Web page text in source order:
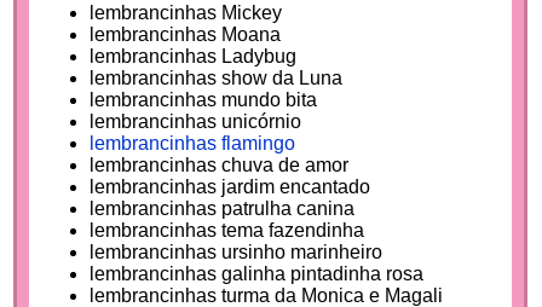
lembrancinhas Mickey
lembrancinhas Moana
lembrancinhas Ladybug
lembrancinhas show da Luna
lembrancinhas mundo bita
lembrancinhas unicórnio
lembrancinhas flamingo
lembrancinhas chuva de amor
lembrancinhas jardim encantado
lembrancinhas patrulha canina
lembrancinhas tema fazendinha
lembrancinhas ursinho marinheiro
lembrancinhas galinha pintadinha rosa
lembrancinhas turma da Monica e Magali